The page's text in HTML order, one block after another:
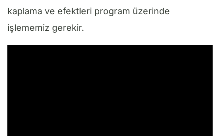
kaplama ve efektleri program üzerinde
işlememiz gerekir.